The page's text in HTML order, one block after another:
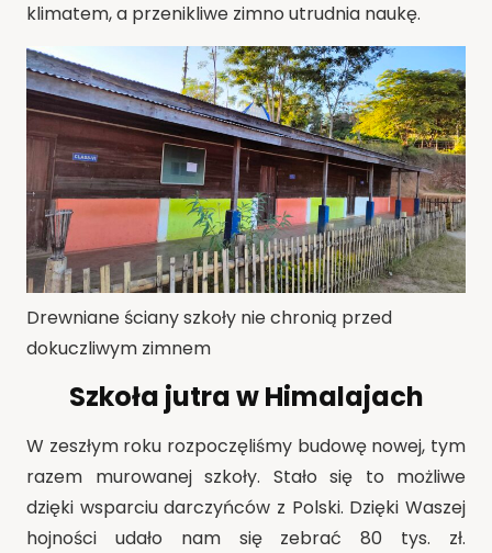
klimatem, a przenikliwe zimno utrudnia naukę.
Drewniane ściany szkoły nie chronią przed
dokuczliwym zimnem
Szkoła jutra w Himalajach
W zeszłym roku rozpoczęliśmy budowę nowej, tym
razem murowanej szkoły. Stało się to możliwe
dzięki wsparciu darczyńców z Polski. Dzięki Waszej
hojności udało nam się zebrać 80 tys. zł.